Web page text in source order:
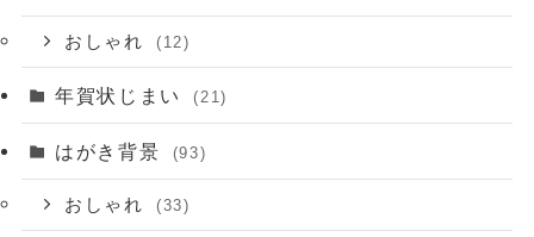
おしゃれ (12)
年賀状じまい (21)
はがき背景 (93)
おしゃれ (33)